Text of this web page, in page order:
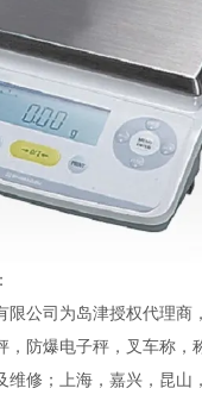
限公司为岛津授权代理商
，防爆电子秤，叉车称，
维修；上海，嘉兴，昆山